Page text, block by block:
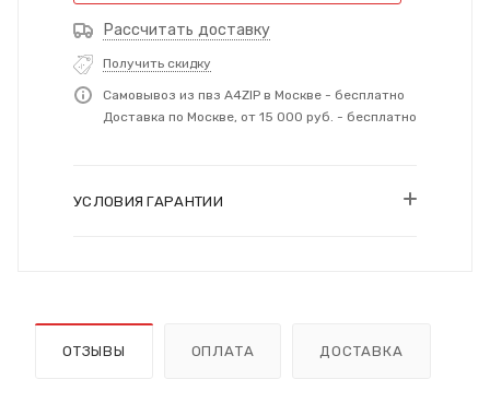
Рассчитать доставку
Получить скидку
Самовывоз из пвз A4ZIP в Москве - бесплатно
Доставка по Москве, от 15 000 руб. - бесплатно
УСЛОВИЯ ГАРАНТИИ
ОТЗЫВЫ ОПЛАТА ДОСТАВКА